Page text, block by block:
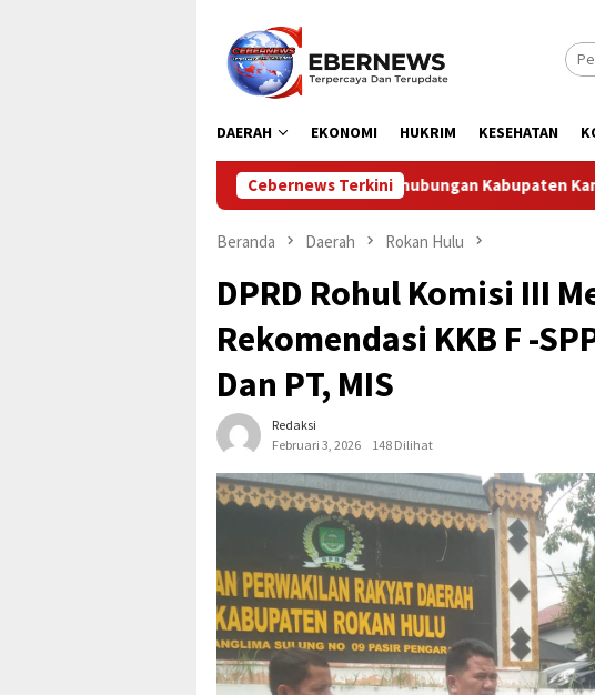
konten
DAERAH EKONOMI HUKRIM KESEHATAN
Cebernews Terkini
Dinas Perhubungan Kabupaten Kampar Laksanakan
Beranda Daerah Rokan Hulu
DPRD Rohul Komisi III
Rekomendasi KKB F -
Dan PT, MIS
Redaksi
Februari 3, 2026
148 Dilihat